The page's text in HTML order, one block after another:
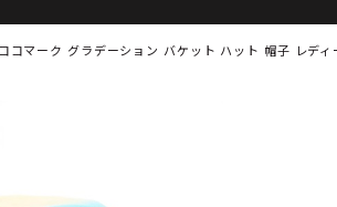
コマーク グラデーション バケット ハット 帽子 レデ